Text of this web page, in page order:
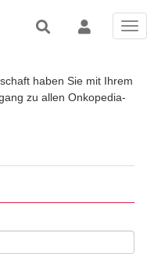
haben Sie mit Ihrem
zu allen Onkopedia-